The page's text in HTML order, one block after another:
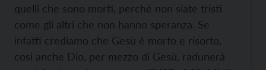
quelli che sono morti, perché non siate tristi
come gli altri che non hanno speranza. Se
infatti crediamo che Gesù è morto e risorto,
così anche Dio, per mezzo di Gesù, radunerà